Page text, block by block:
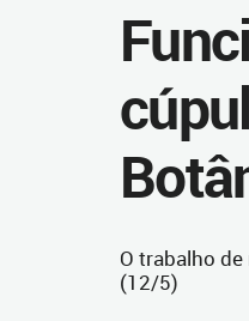
O trabalho
(12/5)